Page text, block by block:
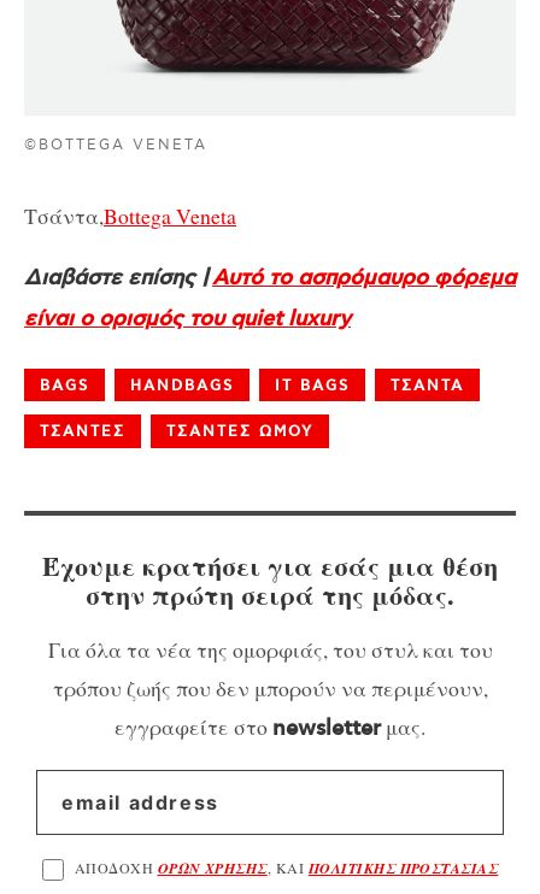
©BOTTEGA VENETA
Τσάντα,Bottega Veneta
Διαβάστε επίσης |Αυτό το ασπρόμαυρο φόρεμα
είναι ο ορισμός του quiet luxury
BAGS HANDBAGS IT BAGS ΤΣΑΝΤΑ
ΤΣΑΝΤΕΣ ΤΣΑΝΤΕΣ ΩΜΟΥ
Έχουμε κρατήσει για εσάς μια θέση
στην πρώτη σειρά της μόδας.
Για όλα τα νέα της ομορφιάς, του στυλ και του
τρόπου ζωής που δεν μπορούν να περιμένουν,
εγγραφείτε στο newsletterμας.
ΑΠΟΔΟΧΗ ΟΡΩΝ ΧΡΗΣΗΣ, ΚΑΙΠΟΛΙΤΙΚΗΣ ΠΡΟΣΤΑΣΙΑΣ